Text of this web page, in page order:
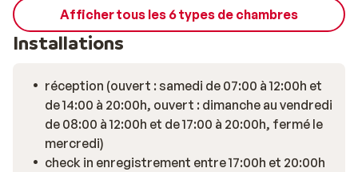
fondue, pour une soirée convivial en famille ou entre
amis.
Afficher tous les 6 types de chambres
Installations
réception (ouvert : samedi de 07:00 à 12:00h et
de 14:00 à 20:00h, ouvert : dimanche au vendredi
de 08:00 à 12:00h et de 17:00 à 20:00h, fermé le
mercredi)
check in enregistrement entre 17:00h et 20:00h